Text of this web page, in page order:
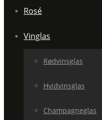
Rosé
Vinglas
Rødvinsglas
Hvidvinsglas
Champagneglas